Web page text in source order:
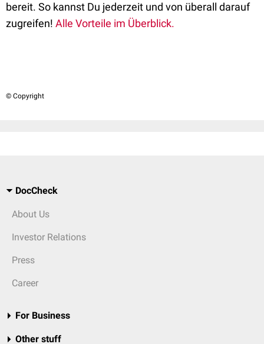
bereit. So kannst Du jederzeit und von überall darauf
zugreifen! Alle Vorteile im Überblick.
© Copyright
DocCheck
About Us
Investor Relations
Press
Career
For Business
Other stuff